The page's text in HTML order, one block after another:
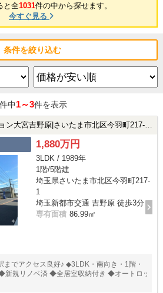
と全1031件の中から探せます。
今すぐ見る
条件を絞り込む
件中1～3件を表示
吉野原|さいたま市北区今羽町217-1の中古マンション
1,880万円
3LDK / 1989年
1階/5階建
埼玉県さいたま市北区今羽町217-
1
埼玉新都市交通 吉野原 徒歩3分
専有面積 86.99㎡
でアクセス良好♪ ◆3LDK・南向き・1階・
新規リノベ済 ◆全居室収納付き ◆オートロッ